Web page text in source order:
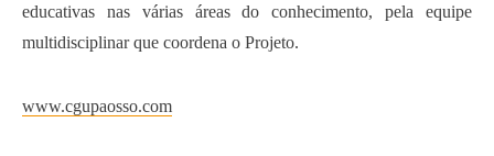
educativas nas várias áreas do conhecimento, pela equipe
multidisciplinar que coordena o Projeto.
www.cgupaosso.com